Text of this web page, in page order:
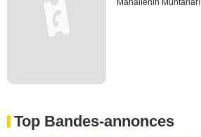
Top Bandes-annonces